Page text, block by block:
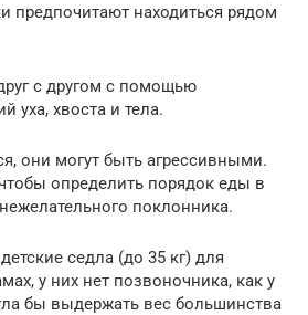
предпочитают находиться рядом
с другом с помощью
уха, хвоста и тела.
они могут быть агрессивными.
определить порядок еды в
поклонника.
седла (до 35 кг) для
у них нет позвоночника, как у
бы выдержать вес большинства